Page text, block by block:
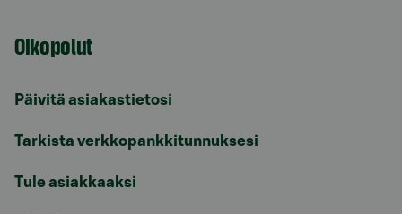
Oikopolut
Päivitä asiakastietosi
Tarkista verkkopankkitunnuksesi
Tule asiakkaaksi